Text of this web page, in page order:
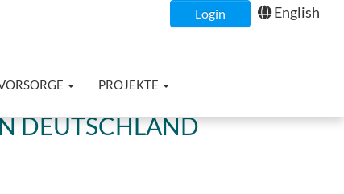
Login English
PROJEKTE
DEUTSCHLAND